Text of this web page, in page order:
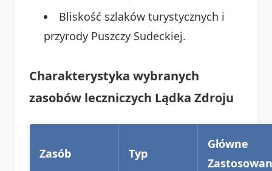
Bliskość szlaków turystycznych i
przyrody Puszczy Sudeckiej.
Charakterystyka wybranych
zasobów leczniczych Lądka Zdroju
Zasób Typ
Główne